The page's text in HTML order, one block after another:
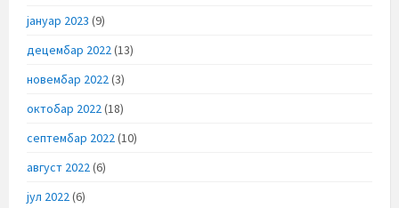
јануар 2023 (9)
децембар 2022(13)
новембар 2022(3)
октобар 2022(18)
септембар 2022(10)
август 2022(6)
јул 2022(6)